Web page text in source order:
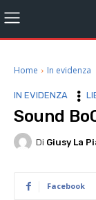
Home In evidenza
IN EVIDENZA
Sound
Di Giusy La
Facebook